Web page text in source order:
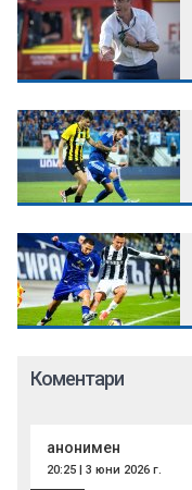
Коментари
анонимен
20:25 | 3 юни 2026 г.